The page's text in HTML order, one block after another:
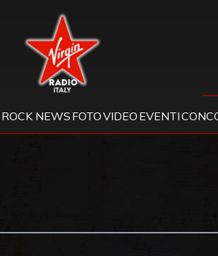
Virgin Radio
ROCK NEWS FOTOVIDEO EVENTI